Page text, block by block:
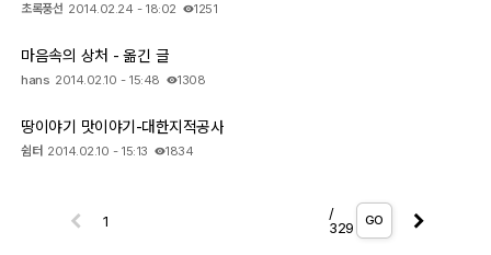
초록풍선 2014.02.24 - 18:02 1251
마음속의 상처 - 옮긴 글
hans 2014.02.10 - 15:48 1308
땅이야기 맛이야기-대한지적공사
쉼터 2014.02.10 - 15:13 1834
/
329
GO